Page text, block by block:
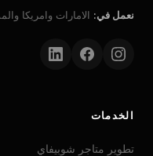
نعمل في: الامارات وامريكا
الخدمات
تطوير متاجر شوبيفاي